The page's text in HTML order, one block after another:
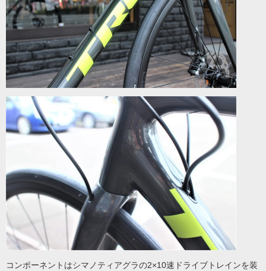
コンポーネントはシマノティアグラの2×10速ドライブトレインを装